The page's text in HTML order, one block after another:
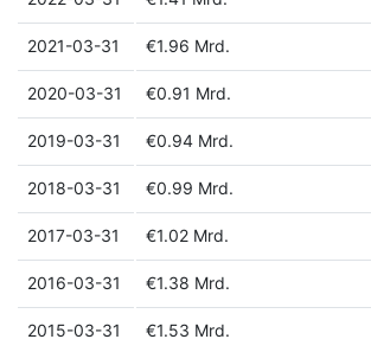
2021-03-31 €1.96 Mrd.
2020-03-31 €0.91 Mrd.
2019-03-31 €0.94 Mrd.
2018-03-31 €0.99 Mrd.
2017-03-31 €1.02 Mrd.
2016-03-31 €1.38 Mrd.
2015-03-31 €1.53 Mrd.